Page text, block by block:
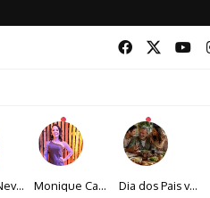
Amanda Neves transforma a beleza da natureza em obras realistas repletas de sensibilidade Monique Camacho é homenageada no Prêmio Gênios da Atualidade 2026 Dia dos Pais vai além do almoço: como transformar a data em experiência, afeto e boas escolhas